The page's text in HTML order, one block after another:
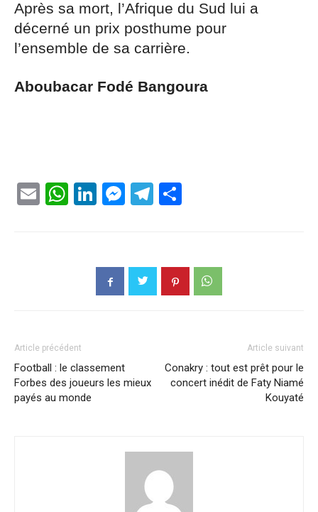
Après sa mort, l’Afrique du Sud lui a
décerné un prix posthume pour
l’ensemble de sa carrière.
Aboubacar Fodé Bangoura
EmailWhatsApp
LinkedIn
Messenger
Telegram
Article précédent
Football : le classement
Forbes des joueurs les mieux
payés au monde
Article suivant
Conakry : tout est prêt pour le
concert inédit de Faty Niamé
Kouyaté